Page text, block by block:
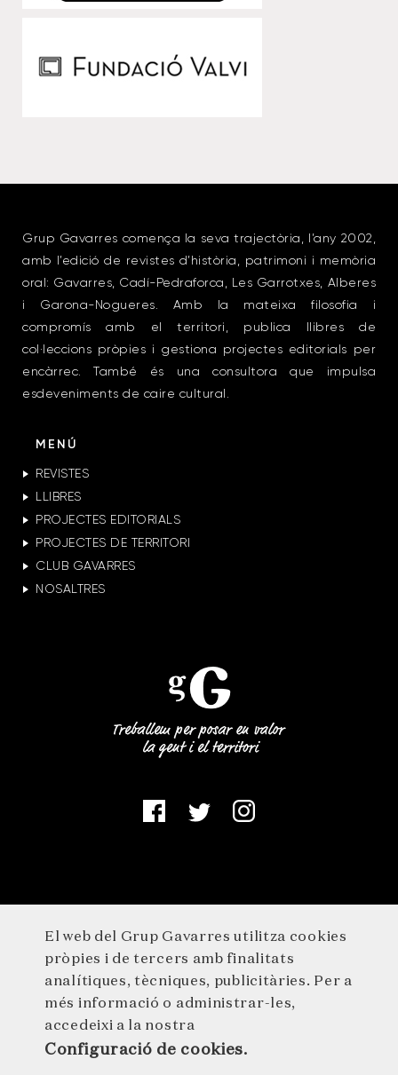
Grup Gavarres comença la seva trajectòria, l’any 2002,
amb l’edició de revistes d’història, patrimoni i memòria
oral: Gavarres, Cadí-Pedraforca, Les Garrotxes, Alberes
i Garona-Nogueres. Amb la mateixa filosofia i
compromís amb el territori, publica llibres de
col·leccions pròpies i gestiona projectes editorials per
encàrrec. També és una consultora que impulsa
esdeveniments de caire cultural.
MENÚ
REVISTES
LLIBRES
PROJECTES EDITORIALS
PROJECTES DE TERRITORI
CLUB GAVARRES
NOSALTRES
Selva · 972 46 29 29 · info@grupgavarres.cat
El web del Grup Gavarres utilitza cookies
pròpies i de tercers amb finalitats
analítiques, tècniques, publicitàries. Per a
més informació o administrar-les,
accedeixi a la nostra
Configuració de cookies.